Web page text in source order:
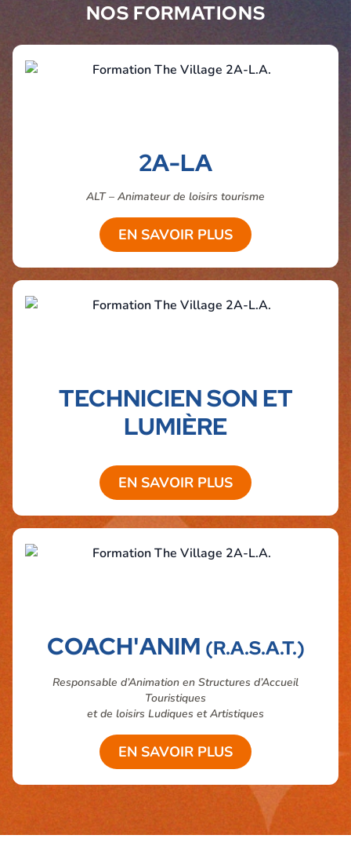
NOS FORMATIONS
2A-LA
ALT – Animateur de loisirs tourisme
EN SAVOIR PLUS
TECHNICIEN SON ET
LUMIÈRE
EN SAVOIR PLUS
COACH'ANIM (R.A.S.A.T.)
Responsable d’Animation en Structures d’Accueil
Touristiques
et de loisirs Ludiques et Artistiques
EN SAVOIR PLUS